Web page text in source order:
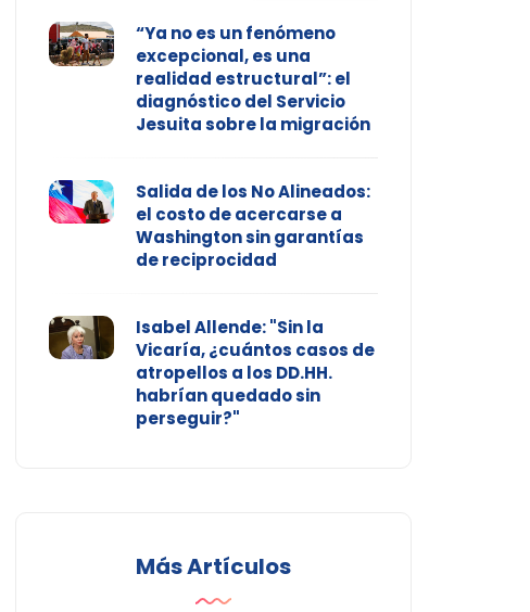
“Ya no es un fenómeno
excepcional, es una
realidad estructural”: el
diagnóstico del Servicio
Jesuita sobre la migración
Salida de los No Alineados:
el costo de acercarse a
Washington sin garantías
de reciprocidad
Isabel Allende: "Sin la
Vicaría, ¿cuántos casos de
atropellos a los DD.HH.
habrían quedado sin
perseguir?"
Más Artículos